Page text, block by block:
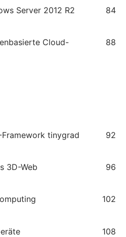
Server 2012 R2
84
Cloud-
88
tinygrad
92
3D-Web
96
102
108